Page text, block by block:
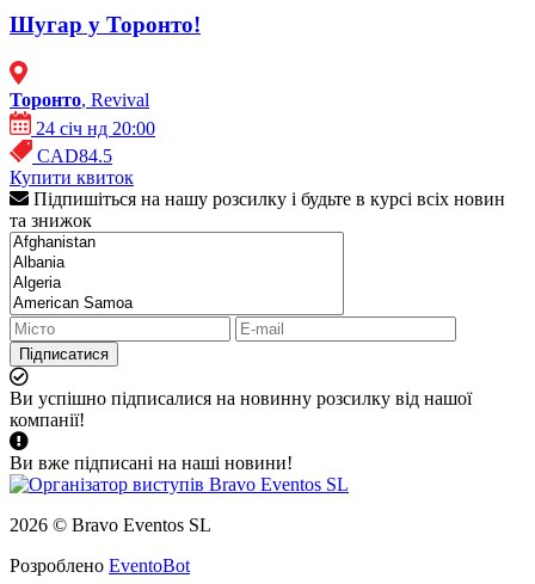
Шугар у Торонто!
Торонто, Revival
24 січ нд 20:00
CAD84.5
Купити квиток
Підпишіться на нашу розсилку і будьте в курсі всіх новин
та знижок
Підписатися
Ви успішно підписалися на новинну розсилку від нашої
компанії!
Ви вже підписані на наші новини!
2026 © Bravo Eventos SL
Розроблено EventoBot